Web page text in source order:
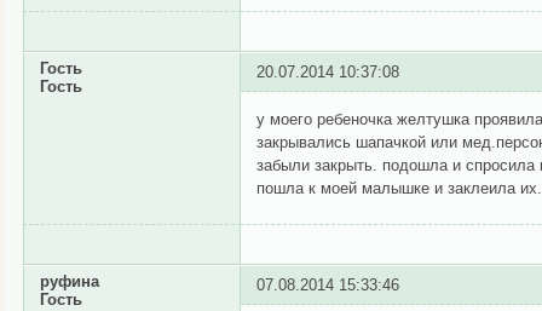
Гость
Гость
20.07.2014 10:37:08
у моего ребеночка желтушка
закрывались шапачкой или
забыли закрыть. подошла и спросила
пошла к моей малышке и заклеила их.
руфина
Гость
07.08.2014 15:33:46